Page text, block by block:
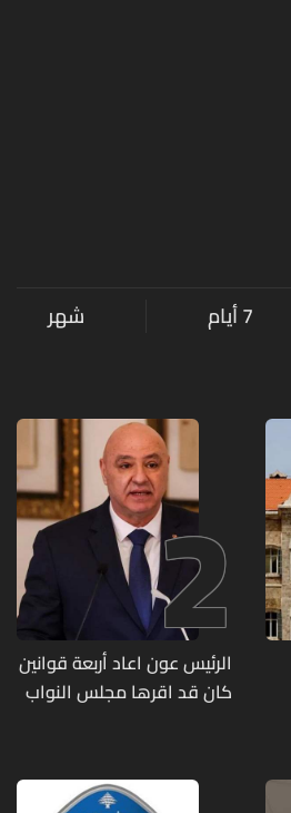
7 أيام شهر
2
الرئيس عون اعاد أربعة قوانين
كان قد اقرها مجلس النواب